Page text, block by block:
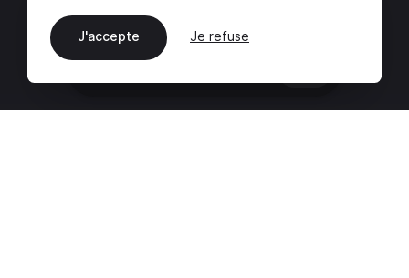
J'accepte Je refuse